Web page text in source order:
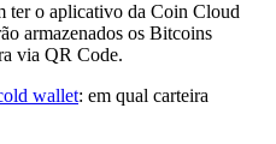
ter o aplicativo da Coin Cloud
armazenados os Bitcoins
via QR Code.
wallet: em qual carteira